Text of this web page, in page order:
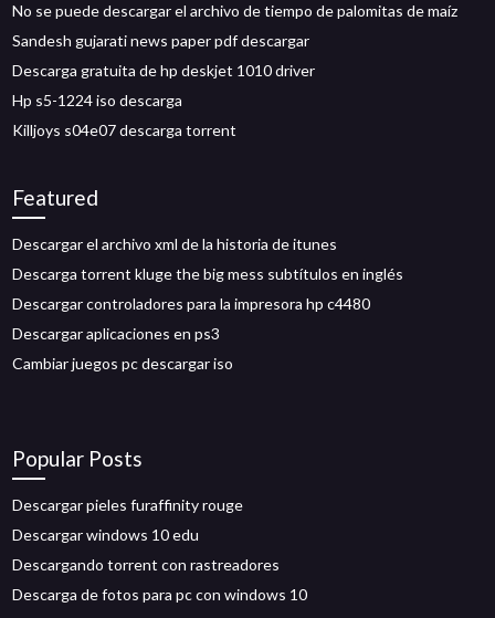
No se puede descargar el archivo de tiempo de palomitas de maíz
Sandesh gujarati news paper pdf descargar
Descarga gratuita de hp deskjet 1010 driver
Hp s5-1224 iso descarga
Killjoys s04e07 descarga torrent
Featured
Descargar el archivo xml de la historia de itunes
Descarga torrent kluge the big mess subtítulos en inglés
Descargar controladores para la impresora hp c4480
Descargar aplicaciones en ps3
Cambiar juegos pc descargar iso
Popular Posts
Descargar pieles furaffinity rouge
Descargar windows 10 edu
Descargando torrent con rastreadores
Descarga de fotos para pc con windows 10